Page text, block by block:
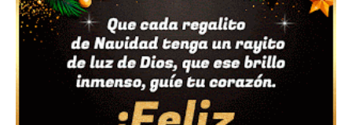
Feliz Navidad y próspero Año Nuevo Bianca